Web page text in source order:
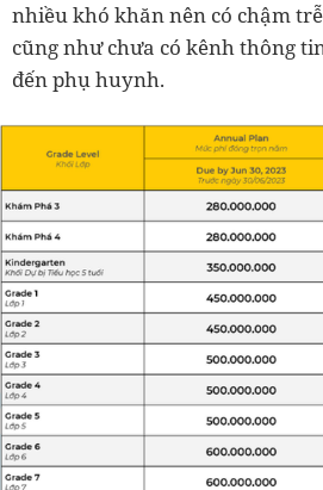
nhiều khó khăn nên có chậm
cũng như chưa có kênh thông
đến phụ huynh.